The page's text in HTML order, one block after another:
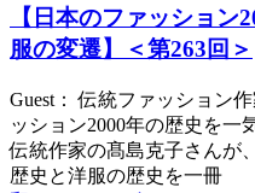
【日本のファッショ
服の変遷】＜第263回＞
Guest： 伝統ファッション
ッション2000年の歴史を一
伝統作家の髙島克子さんが
歴史と洋服の歴史を一冊